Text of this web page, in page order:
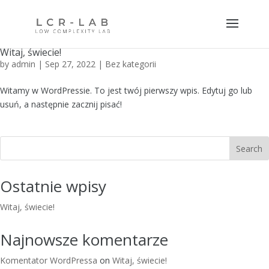
Witaj, świecie!
by admin | Sep 27, 2022 | Bez kategorii
Witamy w WordPressie. To jest twój pierwszy wpis. Edytuj go lub
usuń, a następnie zacznij pisać!
Search
Ostatnie wpisy
Witaj, świecie!
Najnowsze komentarze
Komentator WordPressa on Witaj, świecie!